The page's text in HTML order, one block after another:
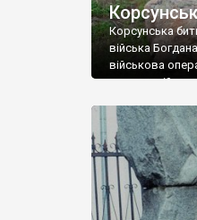
Корсунська
війська
військова
шедевр
Навіть маючи
увійшов би у
Пам’ятний знак